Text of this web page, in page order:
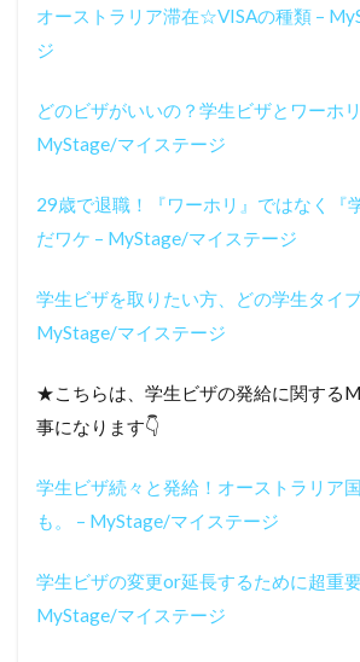
オーストラリア滞在☆VISAの種類 –
ジ
どのビザがいいの？学生ビザとワーホ
MyStage/マイステージ
29歳で退職！『ワーホリ』ではなく『
だワケ – MyStage/マイステージ
学生ビザを取りたい方、どの学生タイ
MyStage/マイステージ
★こちらは、学生ビザの発給に関する
事になります👇
学生ビザ続々と発給！オーストラリア
も。 – MyStage/マイステージ
学生ビザの変更or延長するために超重
MyStage/マイステージ